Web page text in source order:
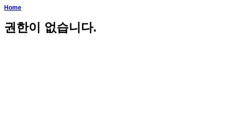
Home
권한이 없습니다.